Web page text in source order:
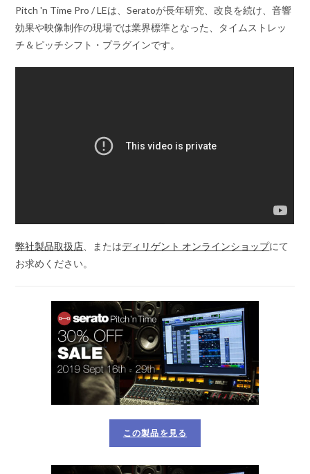
Pitch 'n Time Pro / LEは、Seratoが長年研究、改良を続け、音響
効果や映像制作の現場では業界標準となった、タイムストレッ
チ＆ピッチシフト・プラグインです。
弊社製品取扱店 、またはディリゲント オンラインショップにて
お求めください。
この製品を見る